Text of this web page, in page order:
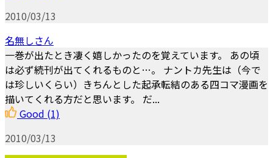
2010/03/13
名無しさん
一巻が出たとき凄く嬉しかったのを覚えています。 あの頃
は必ず続刊が出てくれるものと…。 ナントカ先生は（今で
は珍しいくらい）きちんとした起承転結のある四コマ漫画を
描いてくれる方だと思います。 だ...
Good (1)
2010/03/13